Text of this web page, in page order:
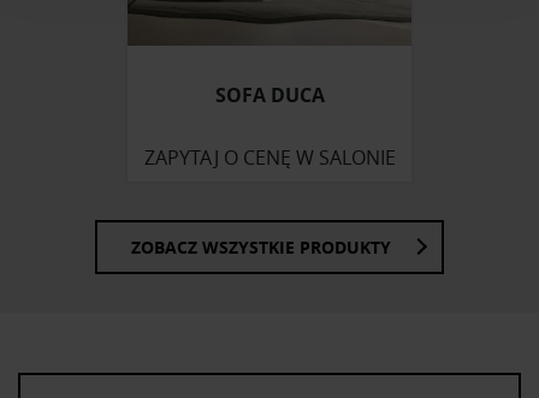
analizować ruch w naszej witrynie. Informacje o tym, jak
korzystasz z naszej witryny, udostępniamy partnerom
Partnerzy mogą połączyć te informacje z innymi danymi
korzystania z ich usług.
SOFA DUCA
ZAPYTAJ O CENĘ W SALONIE
ZOBACZ WSZYSTKIE PRODUKTY